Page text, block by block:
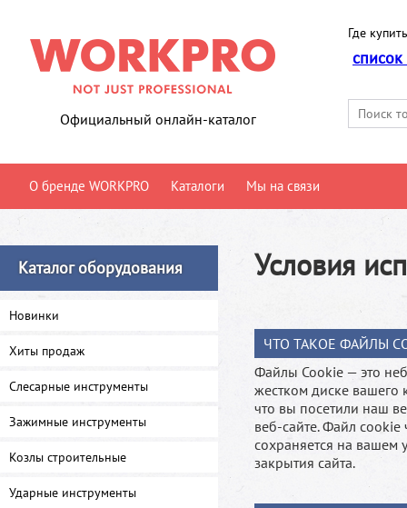
Официальный онлайн-каталог
Где
О бренде WORKPRO Каталоги Мы на связи
Каталог оборудования
Новинки
Хиты продаж
Слесарные инструменты
Зажимные инструменты
Козлы строительные
Ударные инструменты
Условия
ЧТО ТАКОЕ ФАЙЛЫ
Файлы Cookie — это
жестком диске
что вы посетили наш
веб-сайте. Файл
сохраняется на вашем
закрытия сайта.